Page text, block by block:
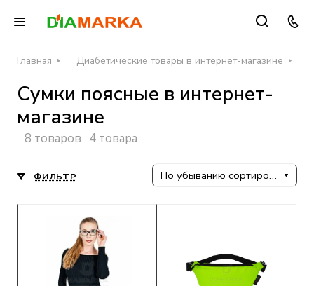
Главная Диабетические товары в интернет-магазине
Сумки поясные в интернет-
магазине
8 товаров 4 товара
ФИЛЬТР По убыванию сортировки